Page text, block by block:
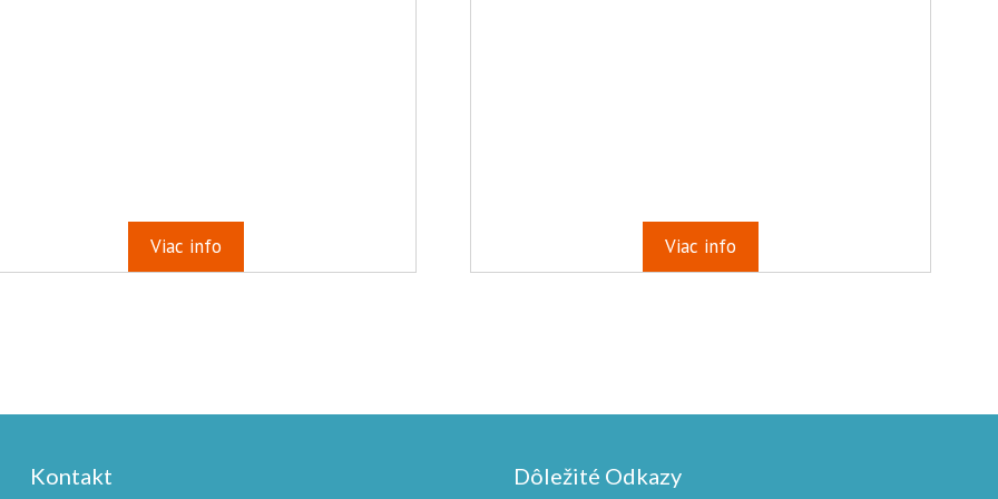
Viac info Viac info
Dôležité Odkazy
Kontakt